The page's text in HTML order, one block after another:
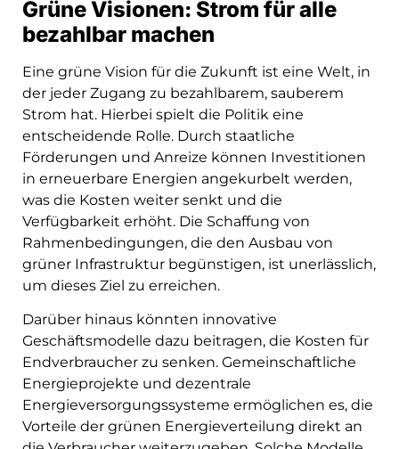
Grüne Visionen: Strom für alle
bezahlbar machen
Eine grüne Vision für die Zukunft ist eine Welt, in
der jeder Zugang zu bezahlbarem, sauberem
Strom hat. Hierbei spielt die Politik eine
entscheidende Rolle. Durch staatliche
Förderungen und Anreize können Investitionen
in erneuerbare Energien angekurbelt werden,
was die Kosten weiter senkt und die
Verfügbarkeit erhöht. Die Schaffung von
Rahmenbedingungen, die den Ausbau von
grüner Infrastruktur begünstigen, ist unerlässlich,
um dieses Ziel zu erreichen.
Darüber hinaus könnten innovative
Geschäftsmodelle dazu beitragen, die Kosten für
Endverbraucher zu senken. Gemeinschaftliche
Energieprojekte und dezentrale
Energieversorgungssysteme ermöglichen es, die
Vorteile der grünen Energieverteilung direkt an